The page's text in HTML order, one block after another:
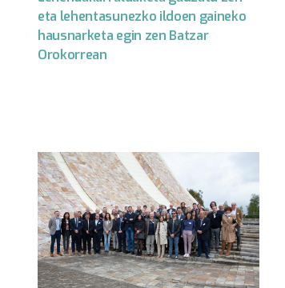
eta lehentasunezko ildoen gaineko
hausnarketa egin zen Batzar
Orokorrean